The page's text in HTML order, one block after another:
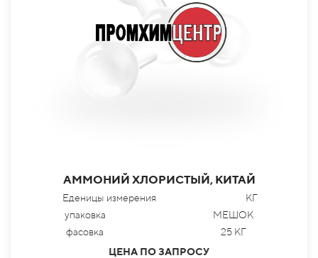
АММОНИЙ ХЛОРИСТЫЙ, КИТАЙ
Еденицы измерения
КГ
упаковка
МЕШОК
фасовка
25 КГ
ЦЕНА ПО ЗАПРОСУ